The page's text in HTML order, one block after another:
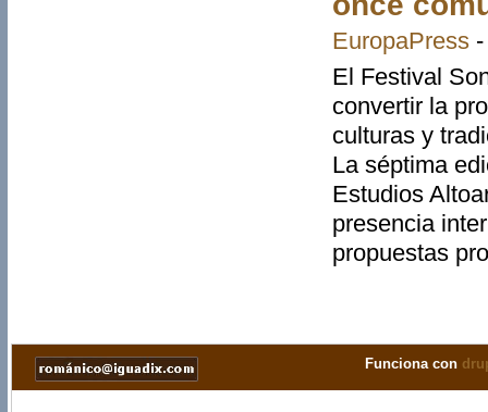
EuropaPress
El Festival
convertir la
culturas y
La séptima
Estudios
presencia
propuestas
Funciona con